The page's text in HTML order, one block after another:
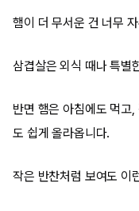
햄이 더 무서운 건 너무
삼겹살은 외식 때나 특별
반면 햄은 아침에도 먹고
도 쉽게 올라옵니다.
작은 반찬처럼 보여도 이